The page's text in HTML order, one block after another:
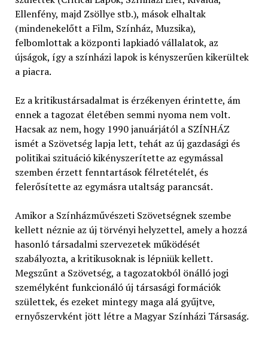
Ellenfény, majd Zsöllye stb.), mások elhaltak
(mindenekelőtt a Film, Színház, Muzsika),
felbomlottak a központi lapkiadó vállalatok, az
újságok, így a színházi lapok is kényszerűen kikerültek
a piacra.
Ez a kritikustársadalmat is érzékenyen érintette, ám
ennek a tagozat életében semmi nyoma nem volt.
Hacsak az nem, hogy 1990 januárjától a SZÍNHÁZ
ismét a Szövetség lapja lett, tehát az új gazdasági és
politikai szituáció kikényszerítette az egymással
szemben érzett fenntartások félretételét, és
felerősítette az egymásra utaltság parancsát.
Amikor a Színházművészeti Szövetségnek szembe
kellett néznie az új törvényi helyzettel, amely a hozzá
hasonló társadalmi szervezetek működését
szabályozta, a kritikusoknak is lépniük kellett.
Megszűnt a Szövetség, a tagozatokból önálló jogi
személyként funkcionáló új társasági formációk
születtek, és ezeket mintegy maga alá gyűjtve,
ernyőszervként jött létre a Magyar Színházi Társaság.